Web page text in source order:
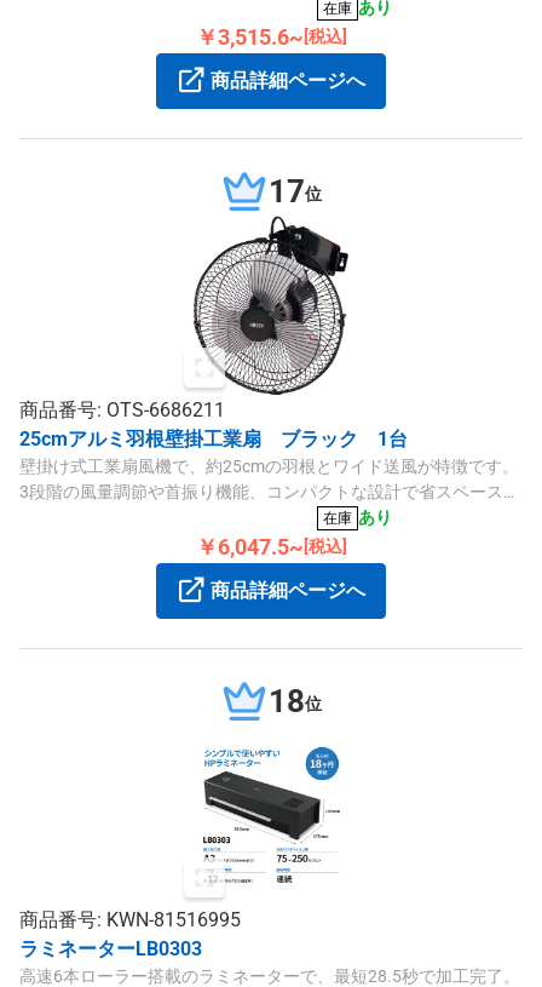
在庫 あり
￥3,515.6~ [税込]
商品詳細ページへ
17位
商品番号: OTS-6686211
25cmアルミ羽根壁掛工業扇 ブラック 1台
壁掛け式工業扇風機で、約25cmの羽根とワイド送風が特徴です。
3段階の風量調節や首振り機能、コンパクトな設計で省スペースに
在庫 あり
￥6,047.5~ [税込]
商品詳細ページへ
18位
商品番号: KWN-81516995
ラミネーターLB0303
高速6本ローラー搭載のラミネーターで、最短28.5秒で加工完了。